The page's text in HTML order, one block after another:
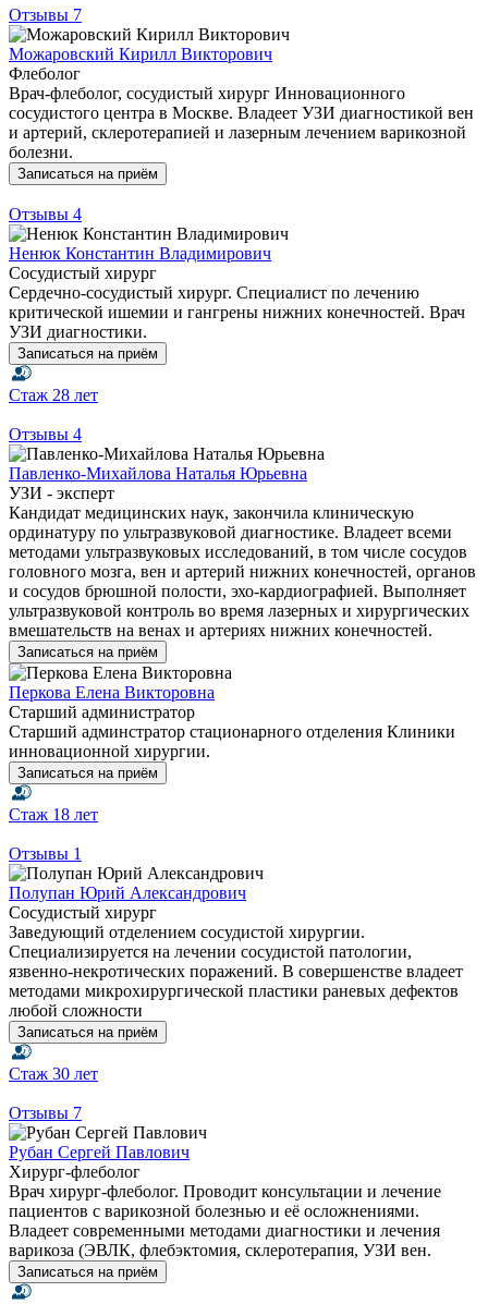
Отзывы 7
Можаровский Кирилл Викторович
Флеболог
Врач-флеболог, сосудистый хирург Инновационного
сосудистого центра в Москве. Владеет УЗИ диагностикой вен
и артерий, склеротерапией и лазерным лечением варикозной
болезни.
Записаться на приём
Отзывы 4
Ненюк Константин Владимирович
Сосудистый хирург
Сердечно-сосудистый хирург. Специалист по лечению
критической ишемии и гангрены нижних конечностей. Врач
УЗИ диагностики.
Записаться на приём
Стаж 28 лет
Отзывы 4
Павленко-Михайлова Наталья Юрьевна
УЗИ - эксперт
Кандидат медицинских наук, закончила клиническую
ординатуру по ультразвуковой диагностике. Владеет всеми
методами ультразвуковых исследований, в том числе сосудов
головного мозга, вен и артерий нижних конечностей, органов
и сосудов брюшной полости, эхо-кардиографией. Выполняет
ультразвуковой контроль во время лазерных и хирургических
вмешательств на венах и артериях нижних конечностей.
Записаться на приём
Перкова Елена Викторовна
Старший администратор
Старший админстратор стационарного отделения Клиники
инновационной хирургии.
Записаться на приём
Стаж 18 лет
Отзывы 1
Полупан Юрий Александрович
Сосудистый хирург
Заведующий отделением сосудистой хирургии.
Специализируется на лечении сосудистой патологии,
язвенно-некротических поражений. В совершенстве владеет
методами микрохирургической пластики раневых дефектов
любой сложности
Записаться на приём
Стаж 30 лет
Отзывы 7
Рубан Сергей Павлович
Хирург-флеболог
Врач хирург-флеболог. Проводит консультации и лечение
пациентов с варикозной болезнью и её осложнениями.
Владеет современными методами диагностики и лечения
варикоза (ЭВЛК, флебэктомия, склеротерапия, УЗИ вен.
Записаться на приём